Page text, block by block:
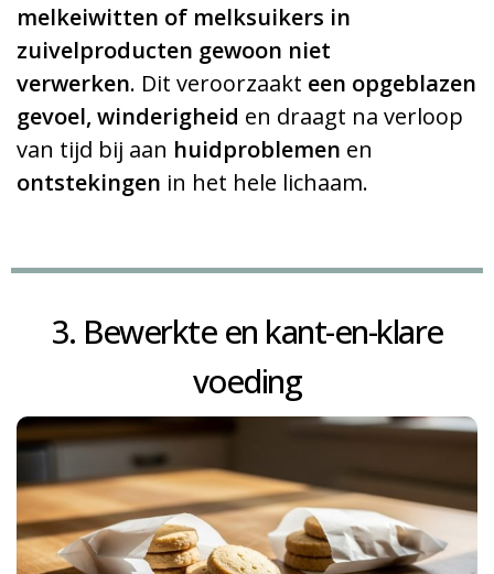
melkeiwitten of melksuikers in
zuivelproducten gewoon niet
verwerken. Dit veroorzaakt een opgeblazen
gevoel, winderigheid en draagt na verloop
van tijd bij aan huidproblemen en
ontstekingen in het hele lichaam.
3. Bewerkte en kant-en-klare
voeding